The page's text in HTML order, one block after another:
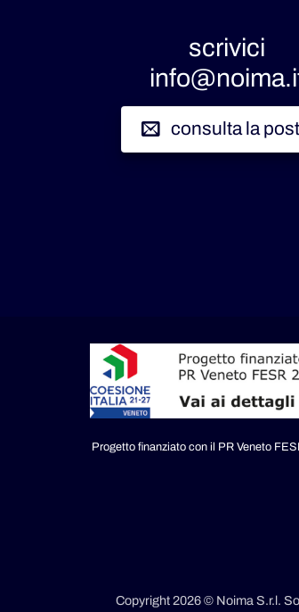
scrivici
consulta la
Progetto finanziato con il PR Veneto
Copyright 2026 © Noima S.r.l.